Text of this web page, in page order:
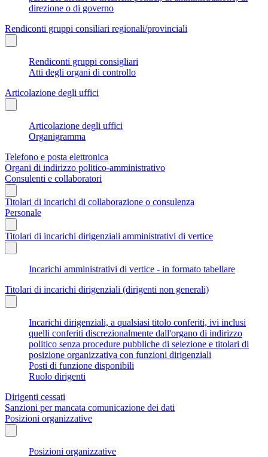
direzione o di governo
Rendiconti gruppi consiliari regionali/provinciali
Rendiconti gruppi consigliari
Atti degli organi di controllo
Articolazione degli uffici
Articolazione degli uffici
Organigramma
Telefono e posta elettronica
Organi di indirizzo politico-amministrativo
Consulenti e collaboratori
Titolari di incarichi di collaborazione o consulenza
Personale
Titolari di incarichi dirigenziali amministrativi di vertice
Incarichi amministrativi di vertice - in formato tabellare
Titolari di incarichi dirigenziali (dirigenti non generali)
Incarichi dirigenziali, a qualsiasi titolo conferiti, ivi inclusi
quelli conferiti discrezionalmente dall'organo di indirizzo
politico senza procedure pubbliche di selezione e titolari di
posizione organizzativa con funzioni dirigenziali
Posti di funzione disponibili
Ruolo dirigenti
Dirigenti cessati
Sanzioni per mancata comunicazione dei dati
Posizioni organizzative
Posizioni organizzative